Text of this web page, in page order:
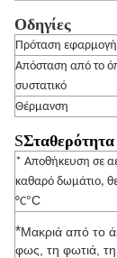
Οδηγίες
Πρόταση
Απόσταση από το
συστατικό
Θέρμανση
S
* Αποθήκευση σε
καθαρό δωμάτιο,
°C°C
*Μακριά από το
φως, τη φωτιά, τη